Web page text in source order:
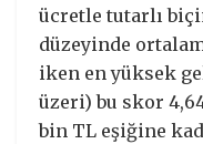
ücretle tutarlı
düzeyinde
iken en yüksek
üzeri) bu skor
bin TL eşiğine